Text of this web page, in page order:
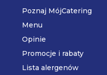
Poznaj MójCatering
Menu
Opinie
Promocje i rabaty
Lista alergenów